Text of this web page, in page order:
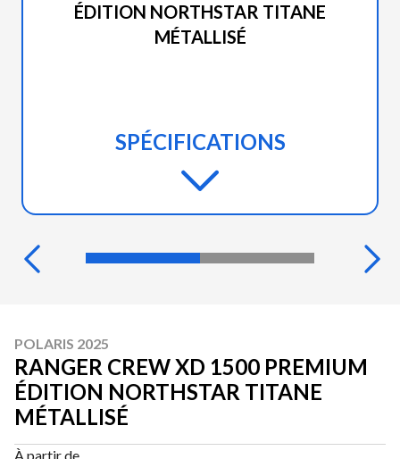
ÉDITION NORTHSTAR TITANE
MÉTALLISÉ
SPÉCIFICATIONS
POLARIS 2025
RANGER CREW XD 1500 PREMIUM
ÉDITION NORTHSTAR TITANE
MÉTALLISÉ
À partir de